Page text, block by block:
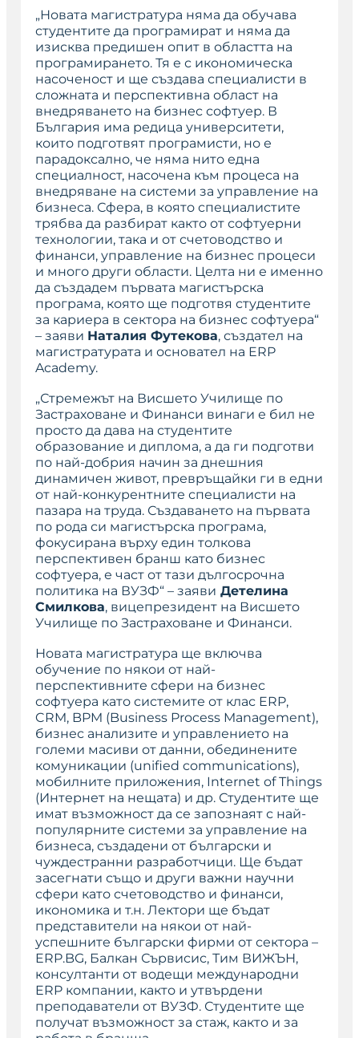
„Новата магистратура няма да обучава
студентите да програмират и няма да
изисква предишен опит в областта на
програмирането. Тя е с икономическа
насоченост и ще създава специалисти в
сложната и перспективна област на
внедряването на бизнес софтуер. В
България има редица университети,
които подготвят програмисти, но е
парадоксално, че няма нито една
специалност, насочена към процеса на
внедряване на системи за управление на
бизнеса. Сфера, в която специалистите
трябва да разбират както от софтуерни
технологии, така и от счетоводство и
финанси, управление на бизнес процеси
и много други области. Целта ни е именно
да създадем първата магистърска
програма, която ще подготвя студентите
за кариера в сектора на бизнес софтуера“
– заяви Наталия Футекова, създател на
магистратурата и основател на ERP
Academy.
„Стремежът на Висшето Училище по
Застраховане и Финанси винаги е бил не
просто да дава на студентите
образование и диплома, а да ги подготви
по най-добрия начин за днешния
динамичен живот, превръщайки ги в едни
от най-конкурентните специалисти на
пазара на труда. Създаването на първата
по рода си магистърска програма,
фокусирана върху един толкова
перспективен бранш като бизнес
софтуера, е част от тази дългосрочна
политика на ВУЗФ“ – заяви Детелина
Смилкова, вицепрезидент на Висшето
Училище по Застраховане и Финанси.
Новата магистратура ще включва
обучение по някои от най-
перспективните сфери на бизнес
софтуера като системите от клас ERP,
CRM, BPM (Business Process Management),
бизнес анализите и управлението на
големи масиви от данни, обединените
комуникации (unified communications),
мобилните приложения, Internet of Things
(Интернет на нещата) и др. Студентите ще
имат възможност да се запознаят с най-
популярните системи за управление на
бизнеса, създадени от български и
чуждестранни разработчици. Ще бъдат
засегнати също и други важни научни
сфери като счетоводство и финанси,
икономика и т.н. Лектори ще бъдат
представители на някои от най-
успешните български фирми от сектора –
ERP.BG, Балкан Сървисис, Тим ВИЖЪН,
консултанти от водещи международни
ERP компании, както и утвърдени
преподаватели от ВУЗФ. Студентите ще
получат възможност за стаж, както и за